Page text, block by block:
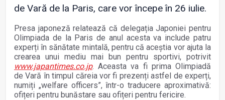
de Vară de la Paris, care vor începe în 26 iulie.
Presa japoneză relatează că delegația Japoniei pentru
Olimpiada de la Paris de anul acesta va include patru
experți în sănătate mintală, pentru că aceștia vor ajuta la
crearea unui mediu mai bun pentru sportivi, potrivit
www.japantimes.co.jp. Aceasta va fi prima Olimpiadă
de Vară în timpul căreia vor fi prezenți astfel de experți,
numiți „welfare officers”, într-o traducere aproximativă:
ofițeri pentru bunăstare sau ofițeri pentru fericire.